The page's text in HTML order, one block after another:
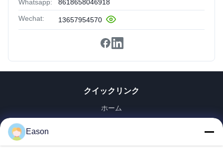
Whatsapp: 8618658046918
Wechat: 13657954570
クイックリンク
ホーム
Eason